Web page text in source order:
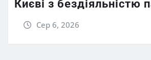
Києві з бездіяльністю
Сер 6, 2026